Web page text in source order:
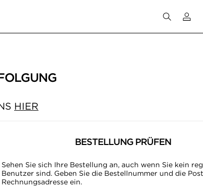
HIER
BESTELLUNG PRÜFEN
Sehen Sie sich Ihre Bestellung an, auch wenn Sie kein
Benutzer sind. Geben Sie die Bestellnummer und die
Rechnungsadresse ein.